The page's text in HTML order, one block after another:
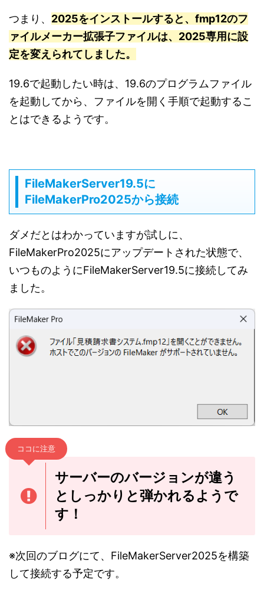
つまり、 2025をインストールすると、fmp12のフ
ァイルメーカー拡張子ファイルは、2025専用に設
定を変えられてしました。
19.6で起動したい時は、19.6のプログラムファイル
を起動してから、ファイルを開く手順で起動するこ
とはできるようです。
FileMakerServer19.5に
FileMakerPro2025から接続
ダメだとはわかっていますが試しに、
FileMakerPro2025にアップデートされた状態で、
いつものようにFileMakerServer19.5に接続してみ
ました。
ココに注意
サーバーのバージョンが違う
としっかりと弾かれるようで
す！
※次回のブログにて、FileMakerServer2025を構築
して接続する予定です。